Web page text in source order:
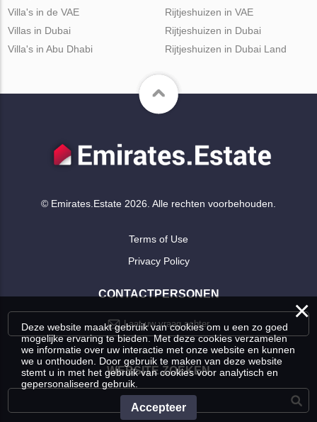
Villa's in de VAE
Villas in Dubai
Villa's in Abu Dhabi
Rijtjeshuizen in VAE
Rijtjeshuizen in Dubai
Rijtjeshuizen in Dubai Land
© Emirates.Estate 2026. Alle rechten voorbehouden.
Terms of Use
Privacy Policy
CONTACTPERSONEN
Laat uw vraag achter
WEBSITE ZOEKEN
×
Deze website maakt gebruik van cookies om u een zo goed
mogelijke ervaring te bieden. Met deze cookies verzamelen
we informatie over uw interactie met onze website en kunnen
we u onthouden. Door gebruik te maken van deze website
stemt u in met het gebruik van cookies voor analytisch en
gepersonaliseerd gebruik.
Accepteer